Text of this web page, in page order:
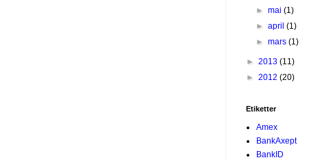
►mai(1)
►april(1)
►mars(1)
► 2013 (11)
► 2012 (20)
Etiketter
Amex
BankAxept
BankID